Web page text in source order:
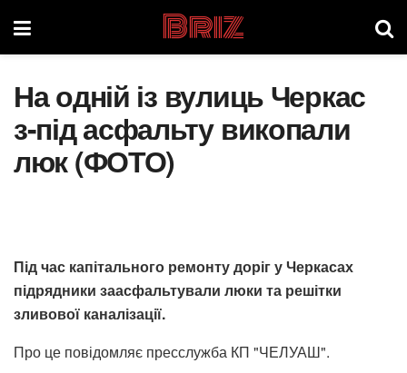
Briz
На одній із вулиць Черкас
з-під асфальту викопали
люк (ФОТО)
Під час капітального ремонту доріг у Черкасах
підрядники заасфальтували люки та решітки
зливової каналізації.
Про це повідомляє пресслужба КП "ЧЕЛУАШ".